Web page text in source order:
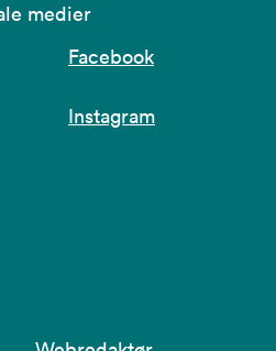
medier
Facebook
Instagram